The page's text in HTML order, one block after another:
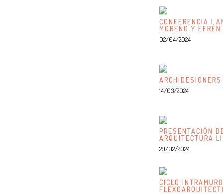
CONFERENCIA |
MORENO Y
02/04/2024
ARCHIDESIGNERS
14/03/2024
PRESENTACIÓN
ARQUITECTURA
29/02/2024
CICLO